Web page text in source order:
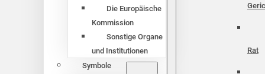
Die Europäische
Kommission
Sonstige Organe
und Institutionen
Symbole
Rat